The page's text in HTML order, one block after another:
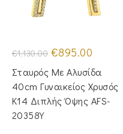
€1,130.00 Original
price
was:
€1,130.00.
€895.00
τιμή
είναι:
€895.00.
Σταυρός Mε Aλυσίδα
40cm Γυναικείος Χρυσός
Κ14 Διπλής Όψης AFS-
20358Y